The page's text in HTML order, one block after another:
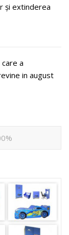
și extinderea
a
in august